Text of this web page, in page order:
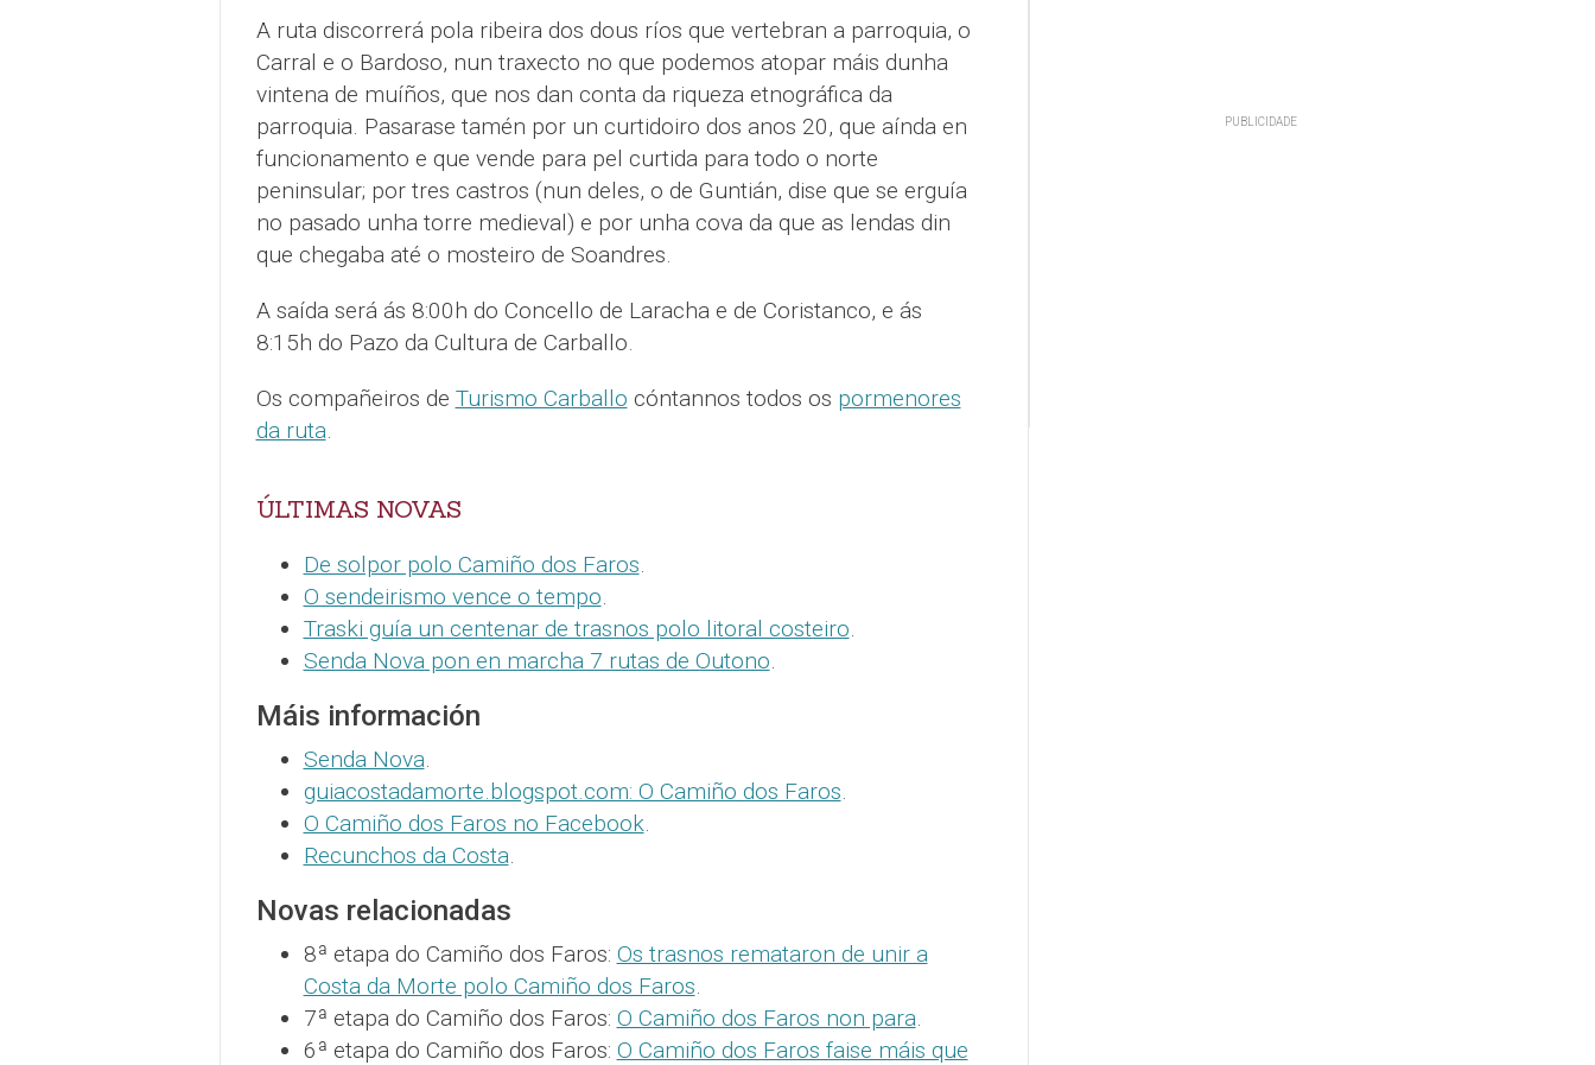
A ruta discorrerá pola ribeira dos dous ríos que vertebran a parroquia, o
Carral e o Bardoso, nun traxecto no que podemos atopar máis dunha
vintena de muíños, que nos dan conta da riqueza etnográfica da
parroquia. Pasarase tamén por un curtidoiro dos anos 20, que aínda en
funcionamento e que vende para pel curtida para todo o norte
peninsular; por tres castros (nun deles, o de Guntián, dise que se erguía
no pasado unha torre medieval) e por unha cova da que as lendas din
que chegaba até o mosteiro de Soandres.
A saída será ás 8:00h do Concello de Laracha e de Coristanco, e ás
8:15h do Pazo da Cultura de Carballo.
Os compañeiros de Turismo Carballo cóntannos todos os pormenores
da ruta.
ÚLTIMAS NOVAS
De solpor polo Camiño dos Faros.
O sendeirismo vence o tempo.
Traski guía un centenar de trasnos polo litoral costeiro.
Senda Nova pon en marcha 7 rutas de Outono.
Máis información
Senda Nova.
guiacostadamorte.blogspot.com: O Camiño dos Faros.
O Camiño dos Faros no Facebook.
Recunchos da Costa.
Novas relacionadas
8ª etapa do Camiño dos Faros: Os trasnos remataron de unir a
Costa da Morte polo Camiño dos Faros.
7ª etapa do Camiño dos Faros: O Camiño dos Faros non para.
6ª etapa do Camiño dos Faros: O Camiño dos Faros faise máis que